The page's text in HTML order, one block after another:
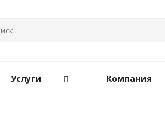
Услуги Компания